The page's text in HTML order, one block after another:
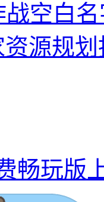
战空白
源规划
畅玩版